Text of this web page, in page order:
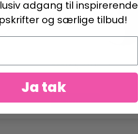
PERMIN KAMELIA
64,95 DKK
Se produktet
adgang til inspirerende
og særlige tilbud!
Ja tak